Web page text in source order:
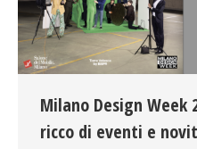
Milano Design Week
ricco di eventi e